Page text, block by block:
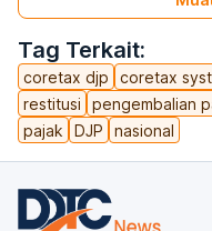
Tag Terkait:
coretax djp coretax
restitusi
pengembalian
pajak
DJP nasional